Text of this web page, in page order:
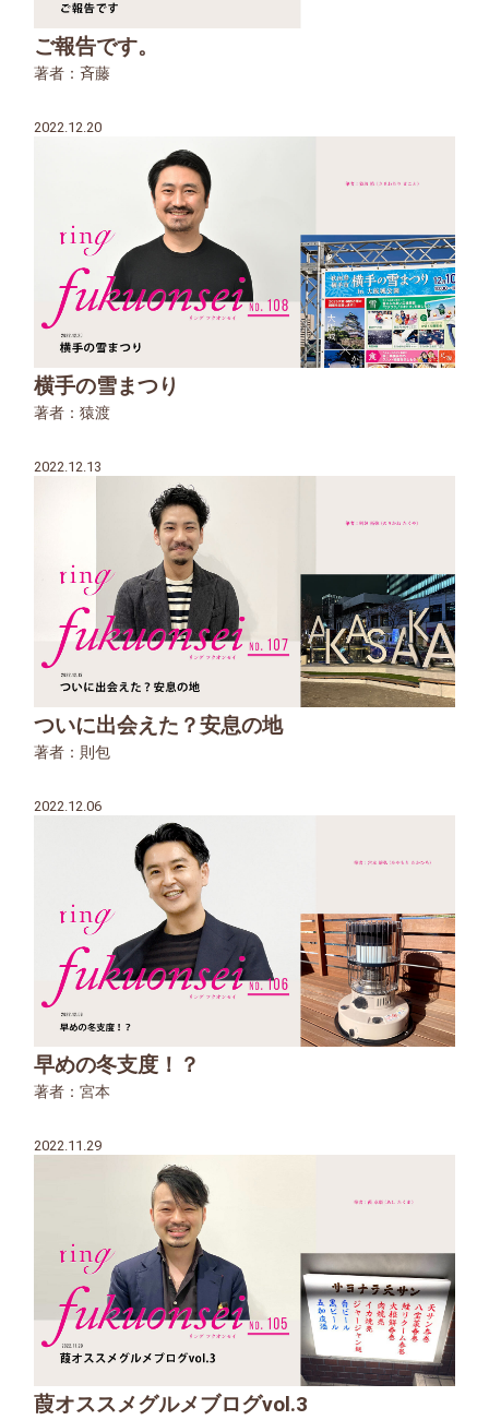
ご報告です。
著者：斉藤
2022.12.20
横手の雪まつり
著者：猿渡
2022.12.13
ついに出会えた？安息の地
著者：則包
2022.12.06
早めの冬支度！？
著者：宮本
2022.11.29
葭オススメグルメブログvol.3